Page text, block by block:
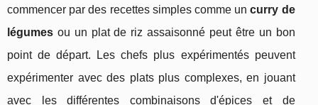
commencer par des recettes simples comme uncurry de
légumes ou un plat de riz assaisonné peut être un bon
point de départ. Les chefs plus expérimentés peuvent
expérimenter avec des plats plus complexes, en jouant
avec les différentes combinaisons d'épices et de